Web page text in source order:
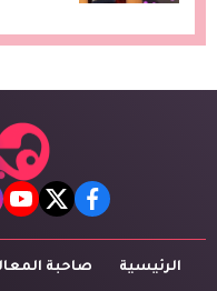
facebook
twitter
الرئيسية صاحبة